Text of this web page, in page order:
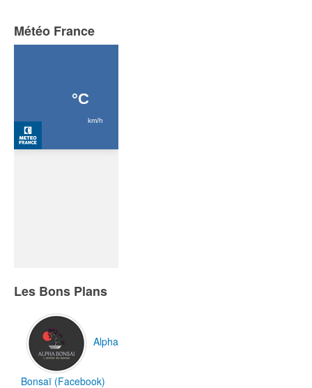
Météo France
Les Bons Plans
Alpha
Bonsaï (Facebook)